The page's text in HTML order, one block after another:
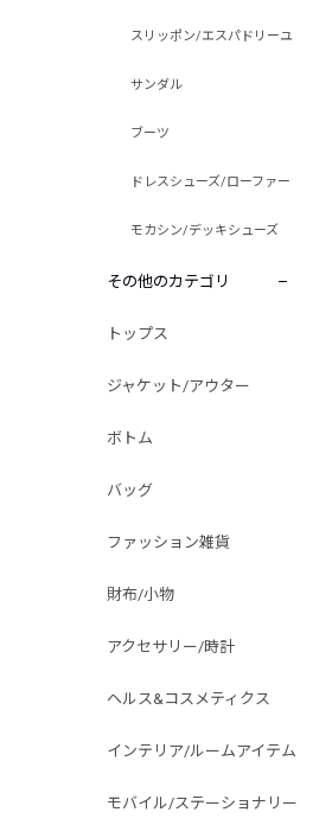
スリッポン/エスパドリーユ
サンダル
ブーツ
ドレスシューズ/ローファー
モカシン/デッキシューズ
その他のカテゴリ
トップス
ジャケット/アウター
ボトム
バッグ
ファッション雑貨
財布/小物
アクセサリー/時計
ヘルス&コスメティクス
インテリア/ルームアイテム
モバイル/ステーショナリー
別注限定 フード付き チェックシャツジャケット